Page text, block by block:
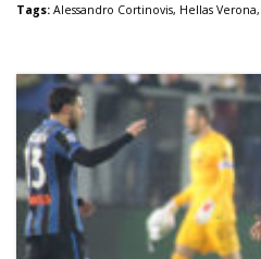
Tags: Alessandro Cortinovis, Hellas Verona,